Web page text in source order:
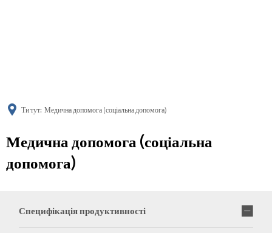
Ти тут: Медична допомога (соціальна допомога)
Медична допомога (соціальна
допомога)
Специфікація продуктивності